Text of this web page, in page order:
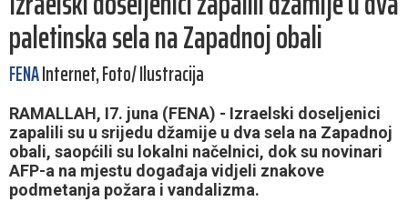
paletinska sela na Zapadnoj obali
FENAInternet, Foto/ Ilustracija
RAMALLAH, I7. juna (FENA) - Izraelski doseljenici
zapalili su u srijedu džamije u dva sela na Zapadnoj
obali, saopćili su lokalni načelnici, dok su novinari
AFP-a na mjestu događaja vidjeli znakove
podmetanja požara i vandalizma.